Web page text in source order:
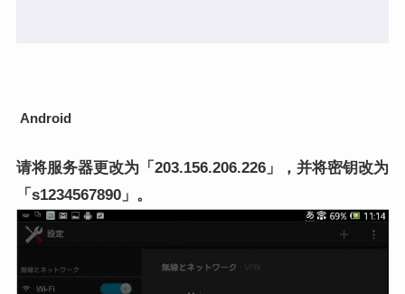
Android
请将服务器更改为「203.156.206.226」，并将密钥改为
「s1234567890」。